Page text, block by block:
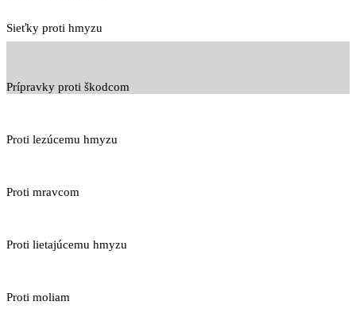
Sieťky proti hmyzu
Prípravky proti škodcom
Proti lezúcemu hmyzu
Proti mravcom
Proti lietajúcemu hmyzu
Proti moliam